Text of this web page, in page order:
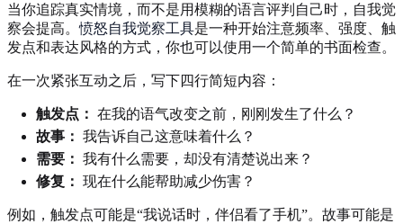
当你追踪真实情境，而不是用模糊的语言评判自己时，自我觉
察会提高。愤怒自我觉察工具是一种开始注意频率、强度、触
发点和表达风格的方式，你也可以使用一个简单的书面检查。
在一次紧张互动之后，写下四行简短内容：
触发点： 在我的语气改变之前，刚刚发生了什么？
故事： 我告诉自己这意味着什么？
需要： 我有什么需要，却没有清楚说出来？
修复： 现在什么能帮助减少伤害？
例如，触发点可能是“我说话时，伴侣看了手机”。故事可能是